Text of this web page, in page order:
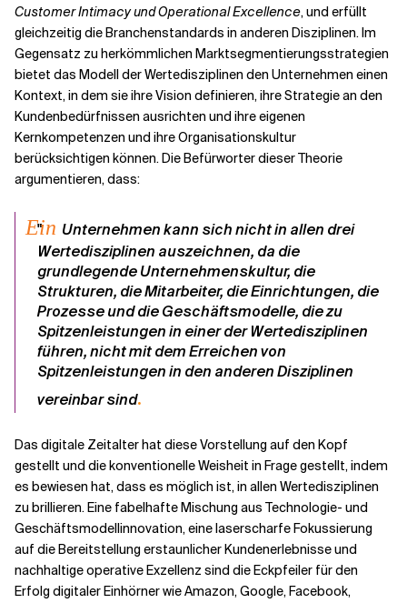
Customer Intimacy und Operational Excellence, und erfüllt
gleichzeitig die Branchenstandards in anderen Disziplinen. Im
Gegensatz zu herkömmlichen Marktsegmentierungsstrategien
bietet das Modell der Wertedisziplinen den Unternehmen einen
Kontext, in dem sie ihre Vision definieren, ihre Strategie an den
Kundenbedürfnissen ausrichten und ihre eigenen
Kernkompetenzen und ihre Organisationskultur
berücksichtigen können. Die Befürworter dieser Theorie
argumentieren, dass:
"
Ein Unternehmen kann sich nicht in allen drei
Wertedisziplinen auszeichnen, da die
grundlegende Unternehmenskultur, die
Strukturen, die Mitarbeiter, die Einrichtungen, die
Prozesse und die Geschäftsmodelle, die zu
Spitzenleistungen in einer der Wertedisziplinen
führen, nicht mit dem Erreichen von
Spitzenleistungen in den anderen Disziplinen
vereinbar sind.
Das digitale Zeitalter hat diese Vorstellung auf den Kopf
gestellt und die konventionelle Weisheit in Frage gestellt, indem
es bewiesen hat, dass es möglich ist, in allen Wertedisziplinen
zu brillieren. Eine fabelhafte Mischung aus Technologie- und
Geschäftsmodellinnovation, eine laserscharfe Fokussierung
auf die Bereitstellung erstaunlicher Kundenerlebnisse und
nachhaltige operative Exzellenz sind die Eckpfeiler für den
Erfolg digitaler Einhörner wieAmazon, Google, Facebook,